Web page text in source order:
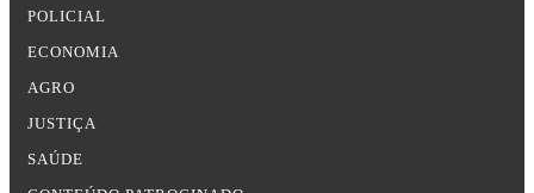
POLICIAL
ECONOMIA
AGRO
JUSTIÇA
SAÚDE